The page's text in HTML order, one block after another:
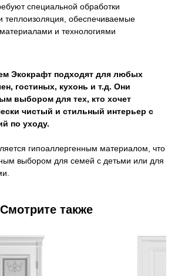
специальной обработки
теплоизоляция, обеспечиваемые
и технологиями
Экокрафт подходят для любых
гостиных, кухонь и т.д. Они
выбором для тех, кто хочет
чистый и стильный интерьер с
по уходу.
гипоаллергенным материалом, что
выбором для семей с детьми или для
Смотрите также